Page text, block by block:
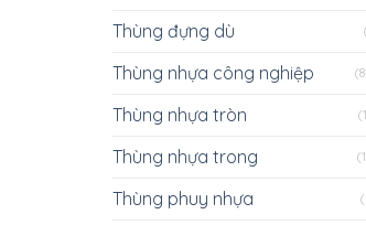
Thùng đựng dù
Thùng nhựa công nghiệp
Thùng nhựa tròn
Thùng nhựa trong
Thùng phuy nhựa